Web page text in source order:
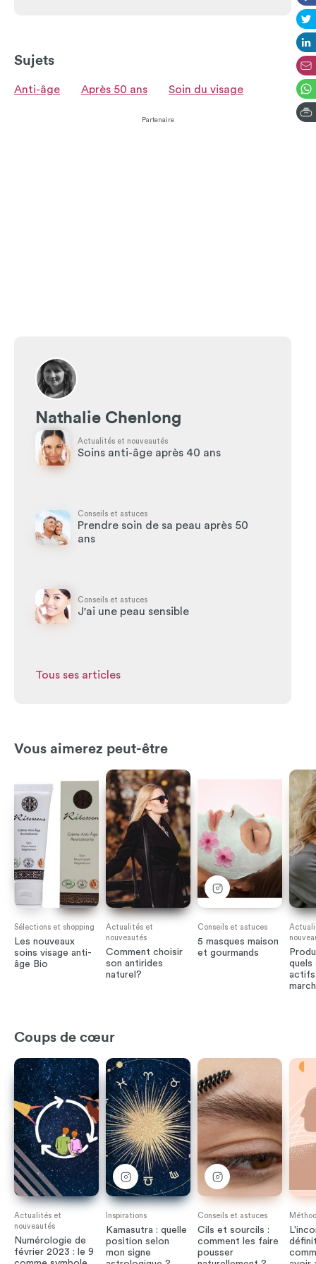
Sujets
Anti-âge Après 50 ans Soin du visage
Partenaire
Nathalie Chenlong
Actualités et nouveautés
Soins anti-âge après 40 ans
Conseils et astuces
Prendre soin de sa peau après 50
ans
Conseils et astuces
J'ai une peau sensible
Tous ses articles
Vous aimerez peut-être
Sélections et shopping
Les nouveaux
soins visage anti-
âge Bio
Actualités et
nouveautés
Comment choisir
son antirides
naturel?
Conseils et astuces
5 masques maison
et gourmands
quels
actifs
Coups de cœur
Actualités et
nouveautés
Numérologie de
février 2023 : le 9
Inspirations
Kamasutra : quelle
position selon
mon signe
Conseils et astuces
Cils et sourcils :
comment les faire
pousser